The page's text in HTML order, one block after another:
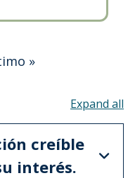
página
»Última página
creíble
interés.